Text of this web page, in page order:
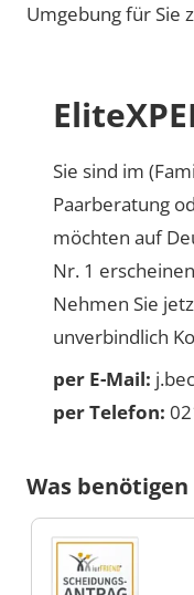
Umgebung für Sie
Sie sind im
Paarberatung
möchten auf
Nr. 1
Nehmen Sie
unverbindlich
per E-Mail:
per Telefon:
Was